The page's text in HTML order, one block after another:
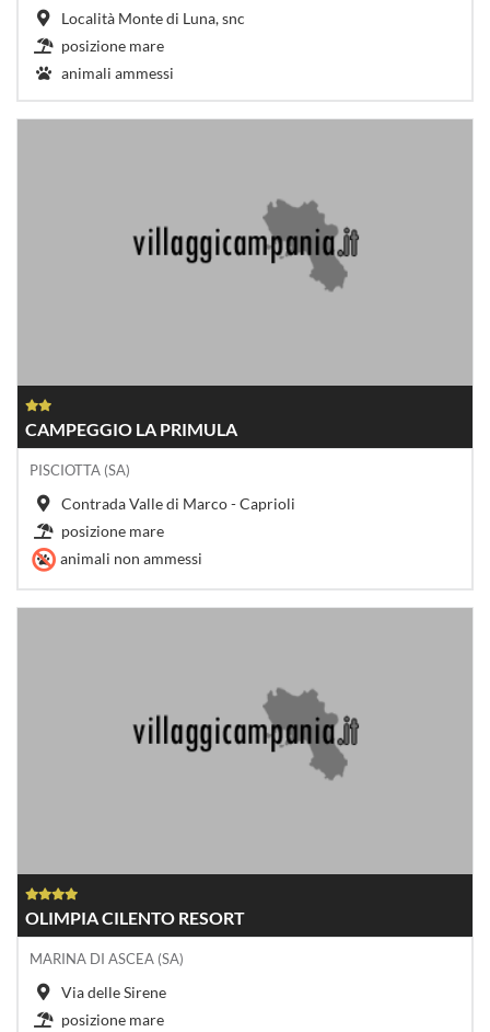
Località Monte di Luna, snc
posizione mare
animali ammessi
CAMPEGGIO LA PRIMULA
PISCIOTTA (SA)
Contrada Valle di Marco - Caprioli
posizione mare
animali non ammessi
OLIMPIA CILENTO RESORT
MARINA DI ASCEA (SA)
Via delle Sirene
posizione mare